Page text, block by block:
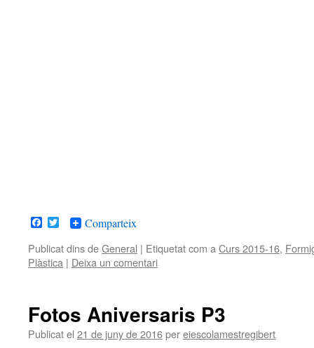
Facebook
TwitterComparteix
Publicat dins deGeneral | Etiquetat com a Curs 2015-16,
Plàstica | Deixa un comentari
Fotos Aniversaris P3
Publicat el 21 de juny de 2016pereiescolamestregibert